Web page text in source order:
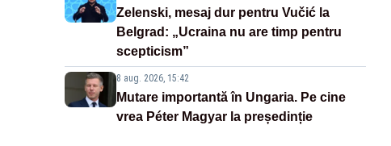
Zelenski, mesaj dur pentru Vučić la
Belgrad: „Ucraina nu are timp pentru
scepticism”
8 aug. 2026, 15:42
Mutare importantă în Ungaria. Pe cine
vrea Péter Magyar la președinție